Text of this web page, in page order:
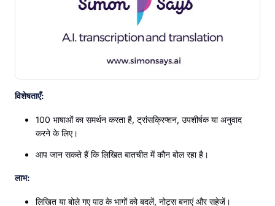
विशेषताएँ:
100 भाषाओं का समर्थन करता है, ट्रांसक्रिप्शन, उपशीर्षक या अनुवाद
करने के लिए।
आप जान सकते हैं कि लिखित बातचीत में कौन बोल रहा है।
लाभ:
लिखित या बोले गए पाठ के भागों को बदलें, नोट्स बनाएं और सहेजें।